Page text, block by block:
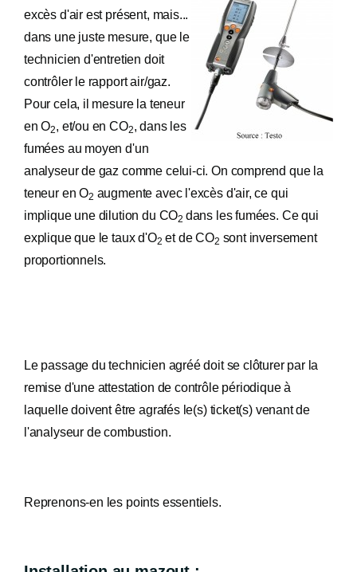
excès d'air est présent, mais...
dans une juste mesure, que le
technicien d'entretien doit
contrôler le rapport air/gaz.
Pour cela, il mesure la teneur
en O2, et/ou en CO2, dans les
fumées au moyen d'un
analyseur de gaz comme celui-ci. On comprend que la
teneur en O2 augmente avec l'excès d'air, ce qui
implique une dilution du CO2 dans les fumées. Ce qui
explique que le taux d'O2 et de CO2 sont inversement
proportionnels.
Le passage du technicien agréé doit se clôturer par la
remise d'une attestation de contrôle périodique à
laquelle doivent être agrafés le(s) ticket(s) venant de
l'analyseur de combustion.
Reprenons-en les points essentiels.